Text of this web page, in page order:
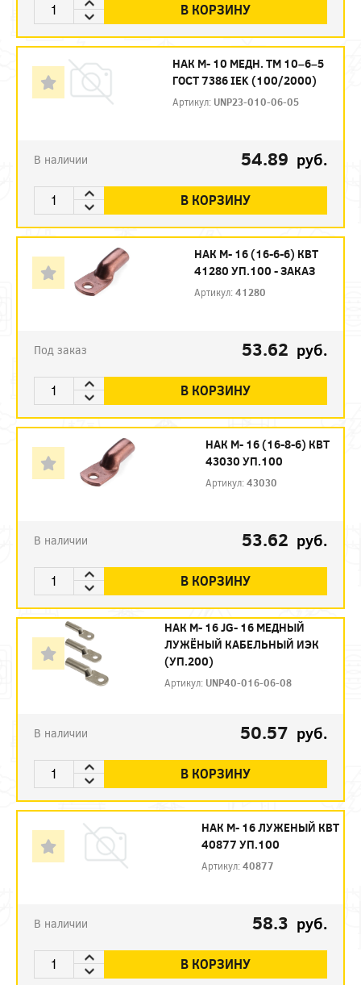
В КОРЗИНУ
НАК М- 10 МЕДН. ТМ 10–6–5
ГОСТ 7386 IEK (100/2000)
Артикул: UNP23-010-06-05
В наличии 54.89 руб.
В КОРЗИНУ
НАК М- 16 (16-6-6) КВТ
41280 УП.100 - ЗАКАЗ
Артикул:41280
Под заказ 53.62 руб.
В КОРЗИНУ
НАК М- 16 (16-8-6) КВТ
43030 УП.100
Артикул:43030
В наличии 53.62 руб.
В КОРЗИНУ
НАК М- 16 JG- 16 МЕДНЫЙ
ЛУЖЁНЫЙ КАБЕЛЬНЫЙ ИЭК
(УП.200)
Артикул: UNP40-016-06-08
В наличии 50.57 руб.
В КОРЗИНУ
НАК М- 16 ЛУЖЕНЫЙ КВТ
40877 УП.100
Артикул:40877
В наличии 58.3 руб.
В КОРЗИНУ